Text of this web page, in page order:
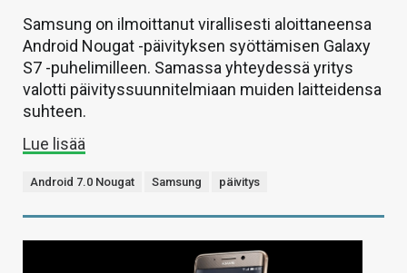
Samsung on ilmoittanut virallisesti aloittaneensa
Android Nougat -päivityksen syöttämisen Galaxy
S7 -puhelimilleen. Samassa yhteydessä yritys
valotti päivityssuunnitelmiaan muiden laitteidensa
suhteen.
Lue lisää
Android 7.0 Nougat Samsung päivitys